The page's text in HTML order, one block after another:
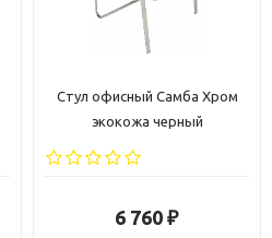
Стул офисный Самба Хром
экокожа черный
6 760 ₽